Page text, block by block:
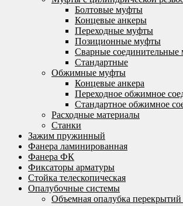
Болтовые муфты
Концевые анкеры
Переходные муфты
Позиционные муфты
Сварные
Стандартные
Обжимные муфты
Концевые анкера
Переходное обжимное
Стандартное обжимное
Расходные материалы
Станки
Зажим пружинный
Фанера ламинированная
Фанера ФК
Фиксаторы арматуры
Стойка телескопическая
Опалубочные системы
Объемная опалубка